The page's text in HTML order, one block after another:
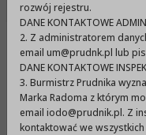
rozwój rejestru.
DANE KONTAKTOWE
2. Z administratorem
email um@prudnk.pl lub
DANE KONTAKTOWE
3. Burmistrz Prudnika
Marka Radoma z którym
email iodo@prudnik.pl. Z
kontaktować we